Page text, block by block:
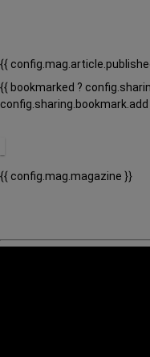
{{
{{ bookmarked ?
{{ config.mag.magazine }}